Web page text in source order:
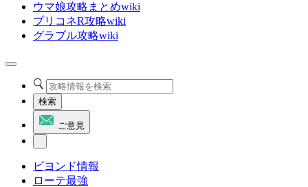
ウマ娘攻略まとめwiki
プリコネR攻略wiki
グラブル攻略wiki
検索
ご意見
ビヨンド情報
ローテ最強